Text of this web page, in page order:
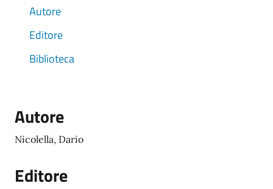
Autore
Editore
Biblioteca
Autore
Nicolella, Dario
Editore